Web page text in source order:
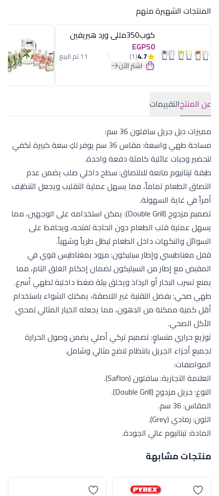
المنتجات الشهيرة منهم
كوب350مللى ورد هيريفين
EGP50
4.7
(1) 11 تم البيع
اشترِ الآن
عن المنتجالتقييمات
مميزات دبل جريل سافلون 36 سم:
مساحة طهي واسعة: مقاس 36 سم يوفر لكِ سعة كبيرة تكفي
لتحضير وجبات عائلية كاملة دفعة واحدة.
طبقة تيتانيوم مانعة للالتصاق: سطح داخلي صلب يضمن عدم
التصاق الطعام تماماً، مما يسهل عملية التقليب ويجعل التنظيف
أمراً في غاية السهولة.
تصميم مزدوج (Double Grill): يمكن استخدامه على الوجهين، مما
يسهل عملية قلب الطعام دون الحاجة لفتحه، ويحافظ على
السوائل والنكهات داخل الطعام ليظل طرياً وشهياً.
قفل مغناطيسي وإطار سيليكون: مزود بمغناطيس قوي في
المقبض مع إطار من السيليكون لضمان إحكام الغلق التام، مما
يمنع تسرب البخار أو الرذاذ ويخلق بيئة ضغط داخلية لطهي أسرع.
طهي صحي: بفضل التقنية غير اللاصقة، يمكنكِ الشواء باستخدام
أقل كمية ممكنة من الدهون، مما يجعله الخيار المثالي لمحبي
الأكل الصحي.
توزيع حراري متساوٍ: تصميم تركي أصلي يضمن وصول الحرارة
لجميع أجزاء الجريل بانتظام لنضج مثالي وشامل.
المواصفات:
العلامة التجارية: سافلون (Saflon).
النوع: جريل مزدوج (Double Grill).
المقاس: 36 سم.
اللون: رمادي (Grey).
المادة: تيتانيوم عالي الجودة.
منتجات مشابهة